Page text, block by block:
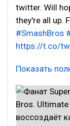
twitter. Will
they're all up.
#SmashBros
https://t.co/
Показать